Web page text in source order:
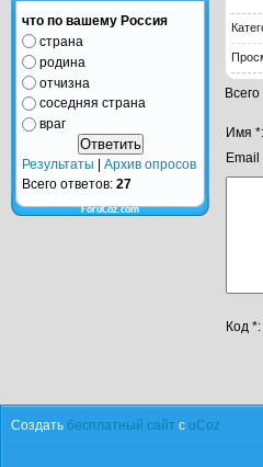
Имя *:
Email
Код *:
что по вашему Россия
страна
родина
отчизна
соседняя страна
враг
Результаты
Архив опросов
Всего ответов: 27
ForuCoz.com
Создать бесплатный сайт с uCoz